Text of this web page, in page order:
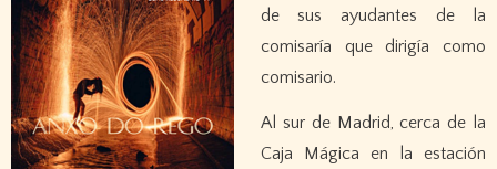
de sus ayudantes de la
comisaría que dirigía como
comisario.
Al sur de Madrid, cerca de la
Caja Mágica en la estación